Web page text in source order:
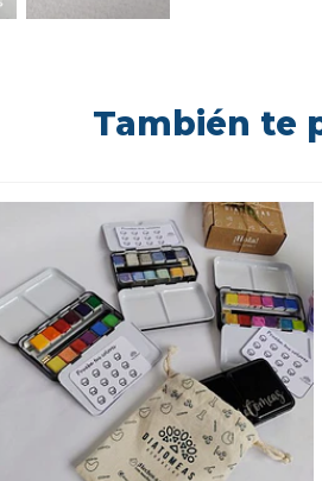
También te